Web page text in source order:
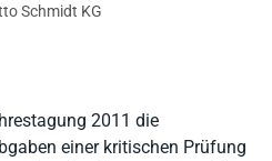
2011 die
einer kritischen Prüfung
Schmidt KG